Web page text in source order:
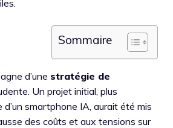
Sommaire
d’une stratégie de
Un projet initial, plus
smartphone IA, aurait été mis
des coûts et aux tensions sur